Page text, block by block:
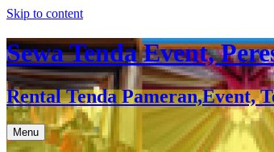
Skip to content
Sewa Tenda Event,
Rental Tenda Pameran,Event,
Menu